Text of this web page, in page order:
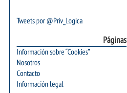
Tweets por @Priv_Logica
Páginas
Información sobre “Cookies”
Nosotros
Contacto
Información legal